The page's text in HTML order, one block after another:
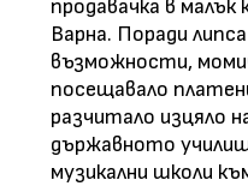
продавачка в малък
Варна. Поради
възможности,
посещавало
разчитало изцяло
държавното
музикални школи